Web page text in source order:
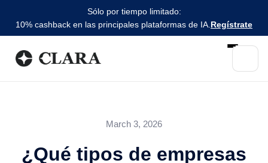
Sólo por tiempo limitado:
10% cashback en las principales plataformas de IA. Regístrate
March 3, 2026
¿Qué tipos de empresas